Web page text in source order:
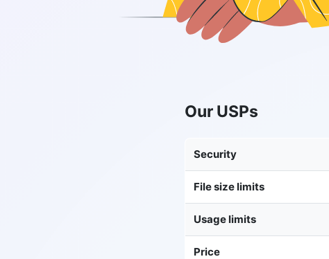
Our USPs
Security
File size limits
Usage limits
Price